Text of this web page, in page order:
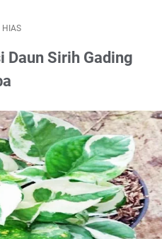
Daun Sirih Gading